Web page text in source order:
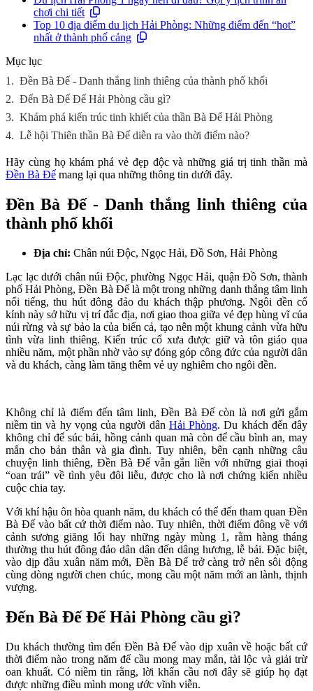
chơi chi tiết
Top 10 địa điểm du lịch Hải Phòng: Những điểm đến “hot”
nhất ở thành phố cảng
Mục lục
1. Đền Bà Đế - Danh thắng linh thiêng của thành phố khối
2. Đến Bà Đế Đế Hải Phòng cầu gì?
3. Khám phá kiến trúc tinh khiết của thần Bà Đế Hải Phòng
4. Lễ hội Thiên thần Bà Đế diễn ra vào thời điểm nào?
Hãy cùng họ khám phá vẻ đẹp độc và những giá trị tinh thần mà
Đền Bà Đế mang lại qua những thông tin dưới đây.
Đền Bà Đế - Danh thắng linh thiêng của
thành phố khối
Địa chỉ: Chân núi Độc, Ngọc Hải, Đồ Sơn, Hải Phòng
Lạc lạc dưới chân núi Độc, phường Ngọc Hải, quận Đồ Sơn, thành
phố Hải Phòng, Đền Bà Đế là một trong những danh thắng tâm linh
nổi tiếng, thu hút đông đảo du khách thập phương. Ngôi đền cổ
kính này sở hữu vị trí đắc địa, nơi giao thoa giữa vẻ đẹp hùng vĩ của
núi rừng và sự bảo la của biển cả, tạo nên một khung cảnh vừa hữu
tình vừa linh thiêng. Kiến trúc cổ xưa được giữ và tôn giáo qua
nhiều năm, một phần nhờ vào sự đóng góp công đức của người dân
và du khách, càng làm tăng thêm vẻ uy nghiêm cho ngôi đền.
Không chỉ là điểm đến tâm linh, Đền Bà Đế còn là nơi gửi gắm
niềm tin và hy vọng của người dân Hải Phòng. Du khách đến đây
không chỉ để súc bái, hồng cảnh quan mà còn để cầu bình an, may
mắn cho bản thân và gia đình. Tuy nhiên, bên cạnh những câu
chuyện linh thiêng, Đền Bà Đế vẫn gắn liền với những giai thoại
“oan trái” về tình yêu đôi liễu, được cho là nơi chứng kiến nhiều
cuộc chia tay.
Với khí hậu ôn hòa quanh năm, du khách có thể đến tham quan Đền
Bà Đế vào bất cứ thời điểm nào. Tuy nhiên, thời điểm đông về với
cảnh sương giăng lối hay những ngày mùng 1, rằm hàng tháng
thường thu hút đông đảo dân dân đến dâng hương, lễ bái. Đặc biệt,
vào dịp đầu xuân năm mới, Đền Bà Đế trở càng trở nên sôi động
cùng dòng người chen chúc, mong cầu một năm mới an lành, thịnh
vượng.
Đến Bà Đế Đế Hải Phòng cầu gì?
Du khách thường tìm đến Đền Bà Đế vào dịp xuân về hoặc bất cứ
thời điểm nào trong năm để cầu mong may mắn, tài lộc và giải trừ
oan khuất. Có niềm tin rằng, lời khẩn cầu nơi đây sẽ giúp họ đạt
được những điều mình mong ước vĩnh viễn.